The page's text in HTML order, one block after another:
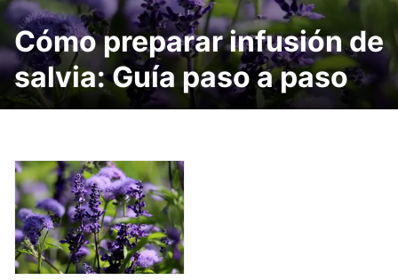
Cómo preparar infusión de
salvia: Guía paso a paso